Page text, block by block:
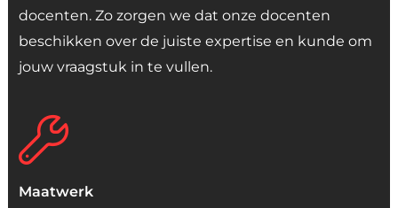
docenten. Zo zorgen we dat onze docenten
beschikken over de juiste expertise en kunde om
jouw vraagstuk in te vullen.
Maatwerk